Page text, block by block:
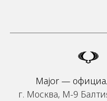
Major —
г. Москва, М-9